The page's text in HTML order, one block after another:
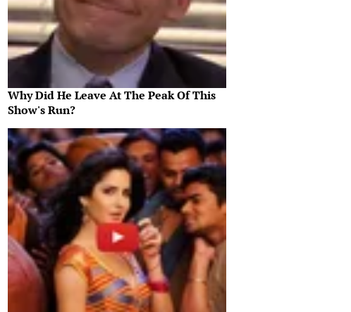
Why Did He Leave At The Peak Of This
Show's Run?